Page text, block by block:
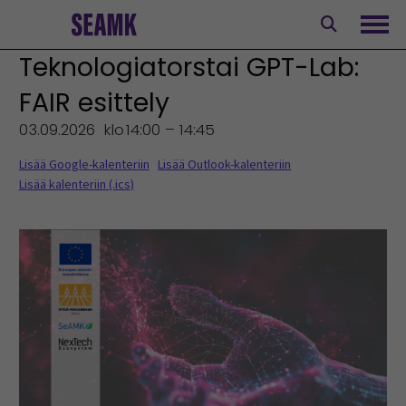
Teknologiatorstai GPT-Lab:
FAIR esittely
03.09.2026 klo14:00 – 14:45
Lisää Google-kalenteriin
Lisää Outlook-kalenteriin
Lisää kalenteriin (.ics)